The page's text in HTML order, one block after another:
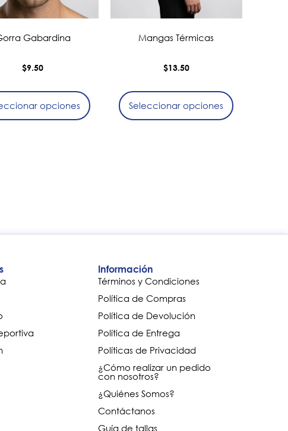
Gabardina
$9.50
opciones
Mangas Térmicas
$13.50
Seleccionar opciones
Información
Términos y Condiciones
Política de Compras
Política de Devolución
Política de Entrega
Políticas de Privacidad
¿Cómo realizar un pedido
con nosotros?
¿Quiénes Somos?
Contáctanos
Guía de tallas